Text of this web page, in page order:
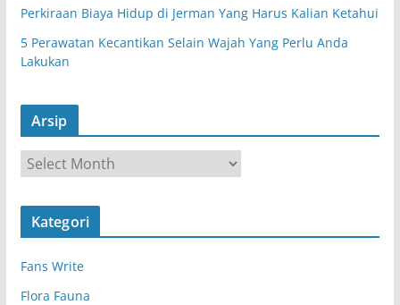
Perkiraan Biaya Hidup di Jerman Yang Harus Kalian Ketahui
5 Perawatan Kecantikan Selain Wajah Yang Perlu Anda
Lakukan
Arsip
r
s
Kategori
Fans Write
Flora Fauna